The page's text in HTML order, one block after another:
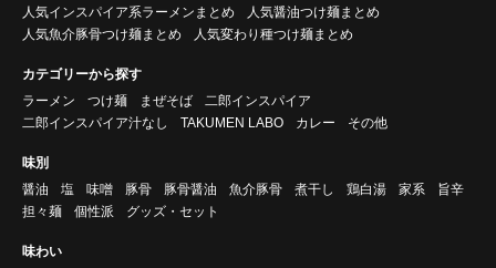
人気インスパイア系ラーメンまとめ
人気醤油つけ麺まとめ
人気魚介豚骨つけ麺まとめ
人気変わり種つけ麺まとめ
カテゴリーから探す
ラーメン
つけ麺 まぜそば
二郎インスパイア
二郎インスパイア汁なし
TAKUMEN LABO カレー その他
味別
醤油
塩 味噌 豚骨 豚骨醤油 魚介豚骨 煮干し 鶏白湯 家系
旨辛
担々麺
個性派 グッズ・セット
味わい